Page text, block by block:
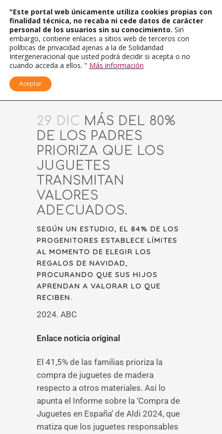
29 DIC MÁS DEL 80%
DE LOS PADRES
PRIORIZA QUE LOS
JUGUETES
TRANSMITAN
VALORES
ADECUADOS.
SEGÚN UN ESTUDIO, EL 84% DE LOS
PROGENITORES ESTABLECE LÍMITES
AL MOMENTO DE ELEGIR LOS
REGALOS DE NAVIDAD,
PROCURANDO QUE SUS HIJOS
APRENDAN A VALORAR LO QUE
RECIBEN.
2024. ABC
Enlace noticia original
El 41,5% de las familias prioriza la
compra de juguetes de madera
respecto a otros materiales. Así lo
apunta el Informe sobre la ‘Compra de
Juguetes en España’ de Aldi 2024, que
matiza que los juguetes responsables
"Este portal web únicamente utiliza cookies propias con
finalidad técnica, no recaba ni cede datos de carácter
personal de los usuarios sin su conocimiento. Sin
embargo, contiene enlaces a sitios web de terceros con
políticas de privacidad ajenas a la de Solidaridad
Intergeneracional que usted podrá decidir si acepta o no
cuando acceda a ellos. " Más información
Aceptar